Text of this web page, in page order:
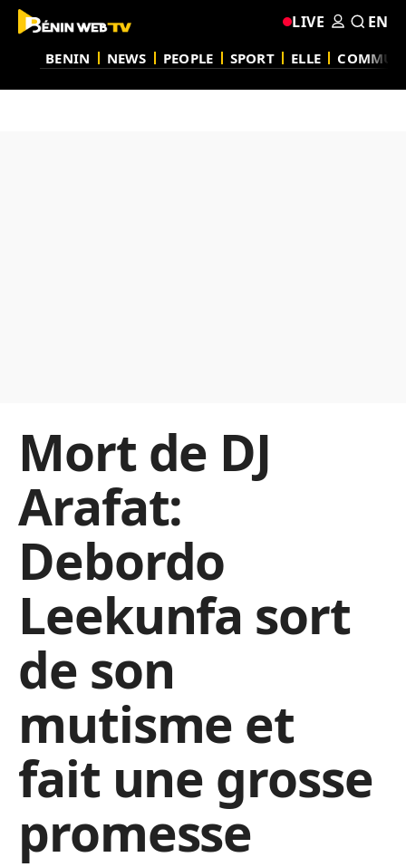
BENIN NEWS PEOPLE SPORT ELLE
LIVE EN
Mort de DJ
Arafat:
Debordo
Leekunfa sort
de son
mutisme et
fait une grosse
promesse